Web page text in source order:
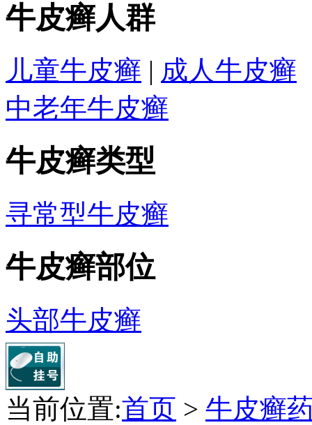
牛皮癣人群
儿童牛皮癣 | 成人牛皮癣
中老年牛皮癣
牛皮癣类型
寻常型牛皮癣
牛皮癣部位
头部牛皮癣
当前位置:首页 > 牛皮癣